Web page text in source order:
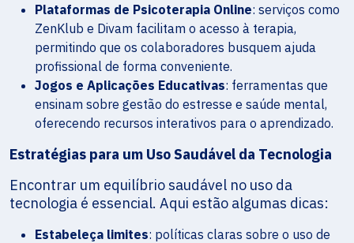
Plataformas de Psicoterapia Online: serviços como
ZenKlub e Divam facilitam o acesso à terapia,
permitindo que os colaboradores busquem ajuda
profissional de forma conveniente.
Jogos e Aplicações Educativas: ferramentas que
ensinam sobre gestão do estresse e saúde mental,
oferecendo recursos interativos para o aprendizado.
Estratégias para um Uso Saudável da Tecnologia
Encontrar um equilíbrio saudável no uso da
tecnologia é essencial. Aqui estão algumas dicas:
Estabeleça limites: políticas claras sobre o uso de